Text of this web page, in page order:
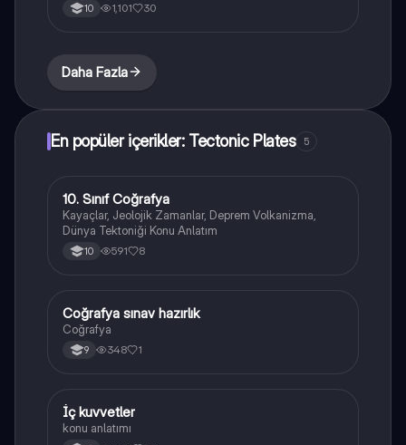
10 1,101 30
Daha Fazla
En popüler içerikler: Tectonic Plates 5
Coğrafya
10. Sınıf Coğrafya
Kayaçlar, Jeolojik Zamanlar, Deprem Volkanizma,
Dünya Tektoniği Konu Anlatım
10 591 8
Coğrafya
Coğrafya sınav hazırlık
Coğrafya
9 348 1
Coğrafya
İç kuvvetler
konu anlatımı